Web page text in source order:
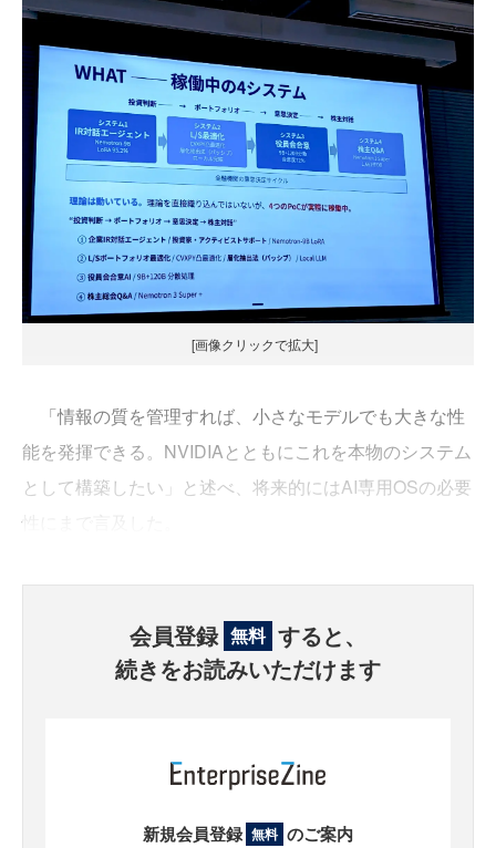
[画像クリックで拡大]
「情報の質を管理すれば、小さなモデルでも大きな性
能を発揮できる。NVIDIAとともにこれを本物のシステム
として構築したい」と述べ、将来的にはAI専用OSの必要
会員登録 無料 すると、
続きをお読みいただけます
新規会員登録 無料 のご案内